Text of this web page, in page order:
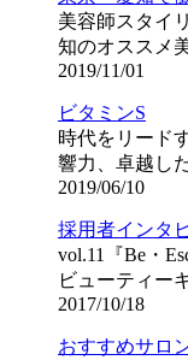
美容師スタイ
知のオススメ
2019/11/01
ビタミンS
時代をリード
響力、卓越し
2019/06/10
採用者インタ
vol.11『Be・
ビューティー
2017/10/18
おすすめサロ